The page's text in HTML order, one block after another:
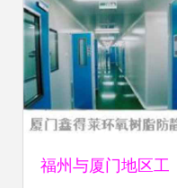
福州与厦门地区工